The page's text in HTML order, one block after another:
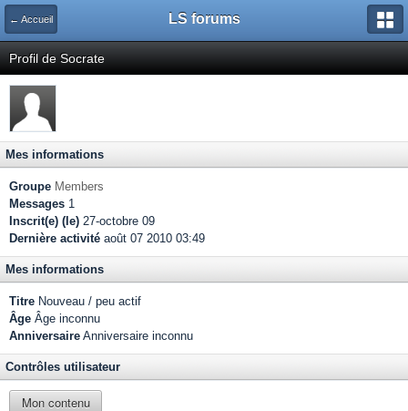
← Accueil LS forums
Profil de Socrate
Mes informations
Groupe Members
Messages 1
Inscrit(e) (le) 27-octobre 09
Dernière activité août 07 2010 03:49
Mes informations
Titre Nouveau / peu actif
Âge Âge inconnu
Anniversaire Anniversaire inconnu
Contrôles utilisateur
Mon contenu